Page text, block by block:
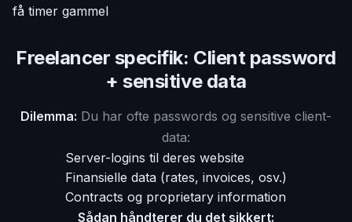
få timer gammel
Freelancer specifik: Client password
+ sensitive data
Dilemma: Du har ofte passwords og sensitive client-
data:
Server-logins til deres website
Finansielle data (rates, invoices, osv.)
Contracts og proprietary information
Sådan håndterer du det sikkert: